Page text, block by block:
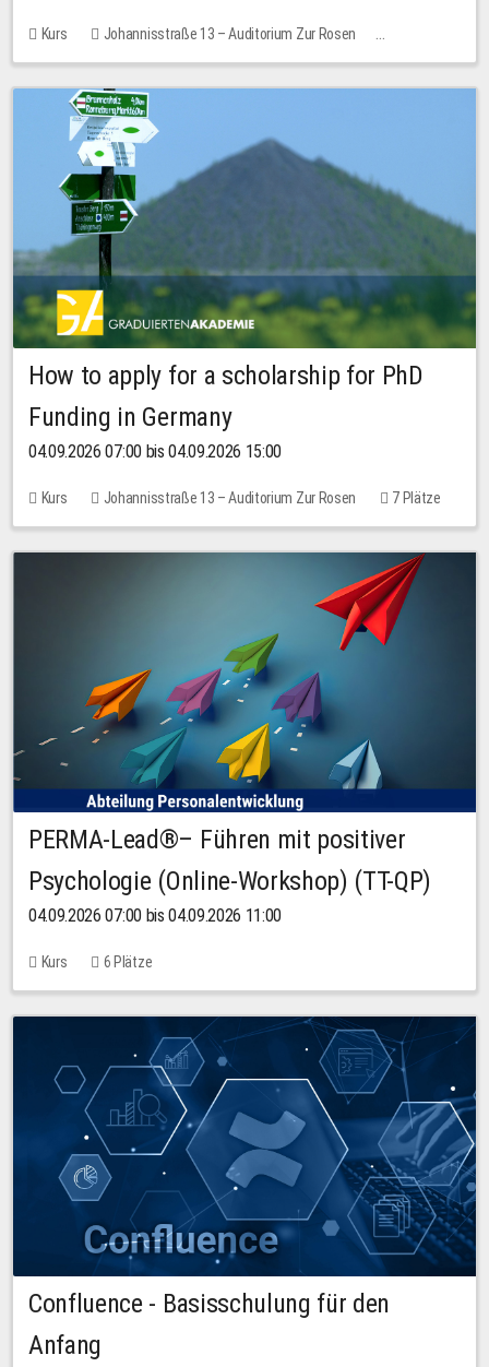
Kurs
Johannisstraße 13 – Auditorium Zur Rosen
Keine freien Plätze
How to apply for a scholarship for PhD
Funding in Germany
04.09.2026 07:00 bis 04.09.2026 15:00
Kurs Johannisstraße 13 – Auditorium Zur Rosen
7 Plätze
10,00 EUR
PERMA-Lead®– Führen mit positiver
Psychologie (Online-Workshop) (TT-QP)
04.09.2026 07:00 bis 04.09.2026 11:00
Kurs 6 Plätze
Confluence - Basisschulung für den
Anfang